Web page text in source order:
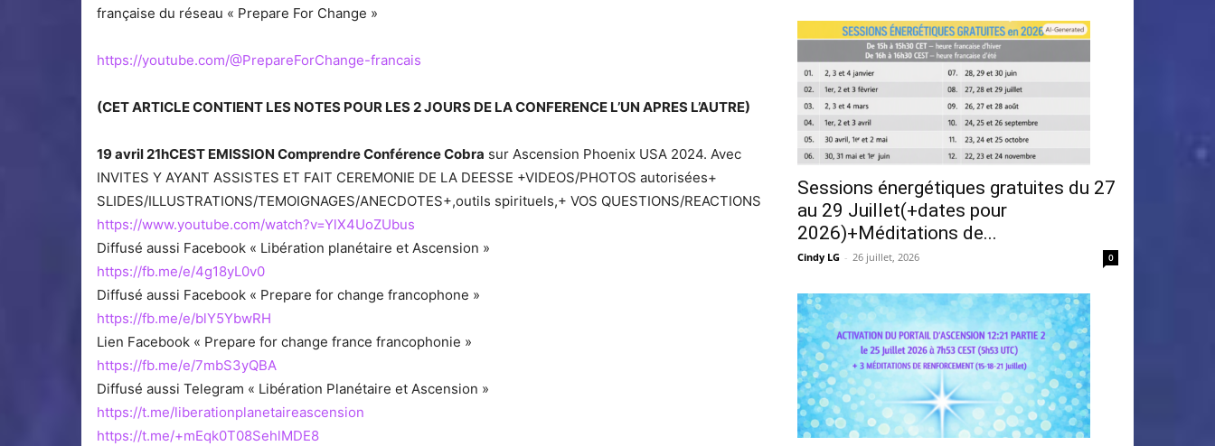
française du réseau « Prepare For Change »
https://youtube.com/@PrepareForChange-francais
(CET ARTICLE CONTIENT LES NOTES POUR LES 2 JOURS DE LA CONFERENCE L’UN APRES L’AUTRE)
19 avril 21hCEST EMISSION Comprendre Conférence Cobra sur Ascension Phoenix USA 2024. Avec
INVITES Y AYANT ASSISTES ET FAIT CEREMONIE DE LA DEESSE +VIDEOS/PHOTOS autorisées+
SLIDES/ILLUSTRATIONS/TEMOIGNAGES/ANECDOTES+,outils spirituels,+ VOS QUESTIONS/REACTIONS
https://www.youtube.com/watch?v=YlX4UoZUbus
Diffusé aussi Facebook « Libération planétaire et Ascension »
https://fb.me/e/4g18yL0v0
Diffusé aussi Facebook « Prepare for change francophone »
https://fb.me/e/blY5YbwRH
Lien Facebook « Prepare for change france francophonie »
https://fb.me/e/7mbS3yQBA
Diffusé aussi Telegram « Libération Planétaire et Ascension »
https://t.me/liberationplanetaireascension
https://t.me/+mEqk0T08SehlMDE8
Sessions énergétiques gratuites du 27
au 29 Juillet(+dates pour
2026)+Méditations de...
Cindy LG - 26 juillet, 2026 0